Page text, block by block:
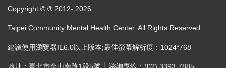
Copyright © ® 2012- 2026
Taipei Community Mental Health Center. All Rights Reserved.
建議使用瀏覽器IE6.0以上版本;最佳螢幕解析度：1024*768